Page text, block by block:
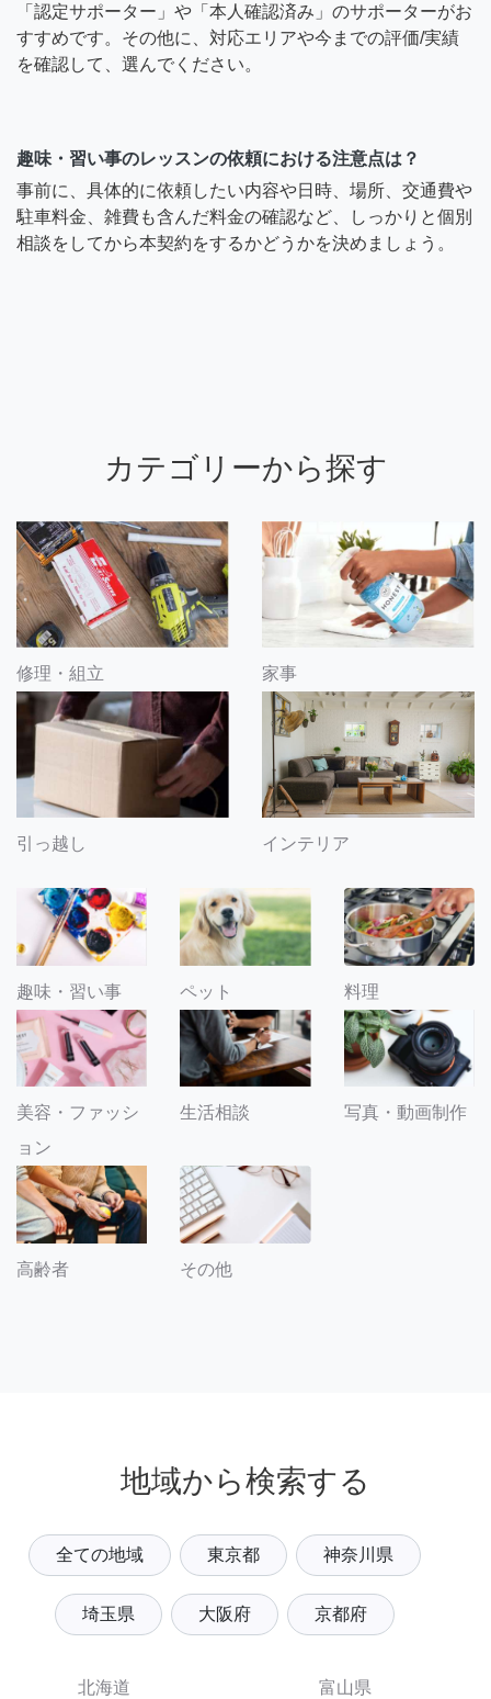
「認定サポーター」や「本人確認済み」のサポーターがお
すすめです。その他に、対応エリアや今までの評価/実績
を確認して、選んでください。
趣味・習い事のレッスンの依頼における注意点は？
事前に、具体的に依頼したい内容や日時、場所、交通費や
駐車料金、雑費も含んだ料金の確認など、しっかりと個別
相談をしてから本契約をするかどうかを決めましょう。
カテゴリーから探す
修理・組立 家事
引っ越し インテリア
趣味・習い事 ペット 料理
美容・ファッシ
ョン
生活相談 写真・動画制作
高齢者 その他
地域から検索する
全ての地域 東京都 神奈川県
埼玉県 大阪府 京都府
北海道
富山県